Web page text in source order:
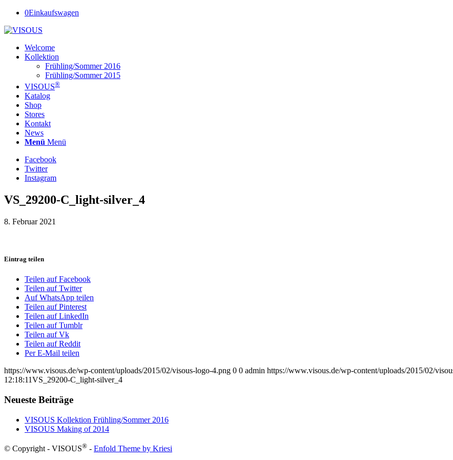
0Einkaufswagen
Welcome
Kollektion
Frühling/Sommer 2016
Frühling/Sommer 2015
VISOUS®
Katalog
Shop
Stores
Kontakt
News
Menü Menü
Facebook
Twitter
Instagram
VS_29200-C_light-silver_4
8. Februar 2021
Eintrag teilen
Teilen auf Facebook
Teilen auf Twitter
Auf WhatsApp teilen
Teilen auf Pinterest
Teilen auf LinkedIn
Teilen auf Tumblr
Teilen auf Vk
Teilen auf Reddit
Per E-Mail teilen
https://www.visous.de/wp-content/uploads/2015/02/visous-logo-4.png 0 0 admin https://www.visous.de/wp-content/uploads/2015/02/
12:18:11VS_29200-C_light-silver_4
Neueste Beiträge
VISOUS Kollektion Frühling/Sommer 2016
VISOUS Making of 2014
© Copyright - VISOUS® - Enfold Theme by Kriesi